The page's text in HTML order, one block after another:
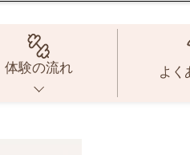
体験の流れ よく